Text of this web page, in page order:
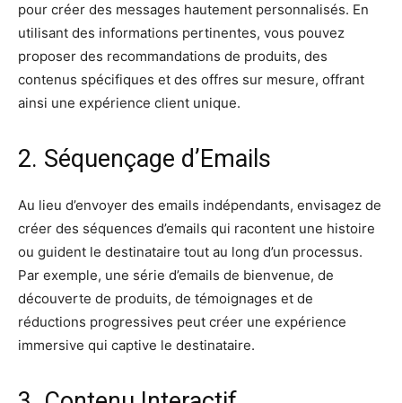
pour créer des messages hautement personnalisés. En
utilisant des informations pertinentes, vous pouvez
proposer des recommandations de produits, des
contenus spécifiques et des offres sur mesure, offrant
ainsi une expérience client unique.
2. Séquençage d’Emails
Au lieu d’envoyer des emails indépendants, envisagez de
créer des séquences d’emails qui racontent une histoire
ou guident le destinataire tout au long d’un processus.
Par exemple, une série d’emails de bienvenue, de
découverte de produits, de témoignages et de
réductions progressives peut créer une expérience
immersive qui captive le destinataire.